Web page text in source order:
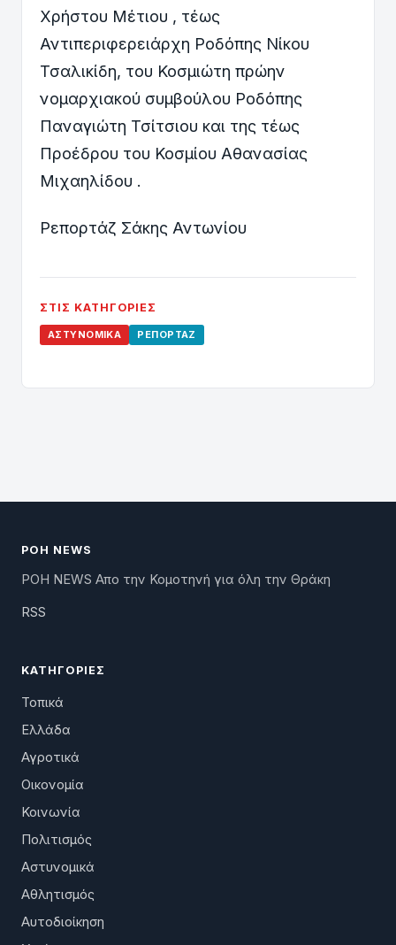
Χρήστου Μέτιου , τέως
Αντιπεριφερειάρχη Ροδόπης Νίκου
Τσαλικίδη, του Κοσμιώτη πρώην
νομαρχιακού συμβούλου Ροδόπης
Παναγιώτη Τσίτσιου και της τέως
Προέδρου του Κοσμίου Αθανασίας
Μιχαηλίδου .
Ρεπορτάζ Σάκης Αντωνίου
ΣΤΙΣ ΚΑΤΗΓΟΡΊΕΣ
ΑΣΤΥΝΟΜΙΚΆ ΡΕΠΟΡΤΆΖ
ΡΟΗ NEWS
ΡΟΗ NEWS Απο την Κομοτηνή για όλη την Θράκη
RSS
ΚΑΤΗΓΟΡΊΕΣ
Τοπικά
Ελλάδα
Αγροτικά
Οικονομία
Κοινωνία
Πολιτισμός
Αστυνομικά
Αθλητισμός
Αυτοδιοίκηση